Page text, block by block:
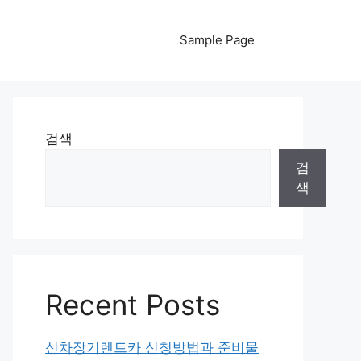
Sample Page
검색
검
색
Recent Posts
신차장기렌트카 신청방법과 준비물